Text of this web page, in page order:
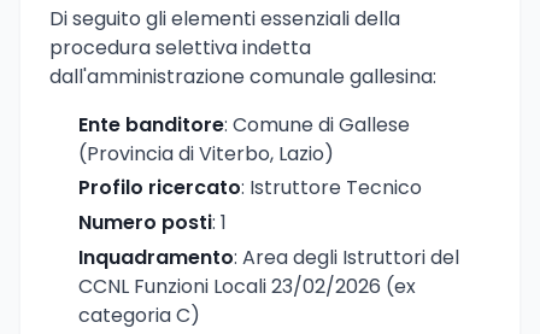
Di seguito gli elementi essenziali della
procedura selettiva indetta
dall'amministrazione comunale gallesina:
Ente banditore: Comune di Gallese
(Provincia di Viterbo, Lazio)
Profilo ricercato: Istruttore Tecnico
Numero posti: 1
Inquadramento: Area degli Istruttori del
CCNL Funzioni Locali 23/02/2026 (ex
categoria C)